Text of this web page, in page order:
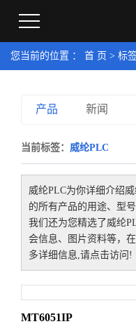
您当前的位置 ： 首 页 > 标
产品 新闻
当前标签： 威纶PLC
威纶PLC为你详细介绍
的所有产品的用途、型
我们还为您精选了 威纶
会信息、图片资料等，
多详细信息,请点击访问!
MT6051IP